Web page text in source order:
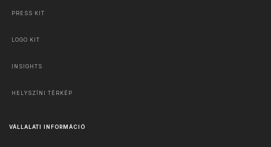
PRESS KIT
LOGO KIT
INSIGHTS
HELYSZÍNI TÉRKÉP
VÁLLALATI INFORMÁCIÓ